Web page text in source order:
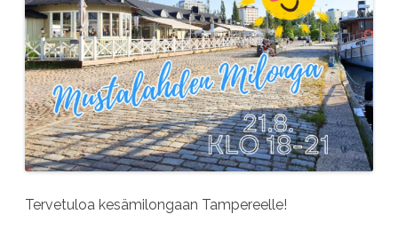
Tervetuloa kesämilongaan Tampereelle!